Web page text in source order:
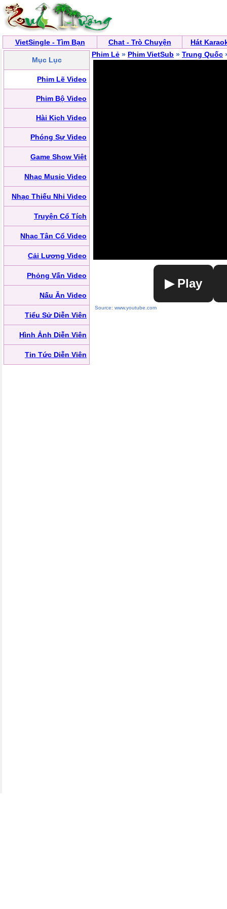
VietSingle - Tìm Bạn Chat - Trò Chuyện Hát
Mục Lục
Phim Lẽ Video
Phim Bộ Video
Hài Kịch Video
Phóng Sự Video
Game Show Việt
Nhạc Music Video
Nhạc Thiếu Nhi Video
Truyện Cổ Tích
Nhạc Tân Cổ Video
Cải Lương Video
Phỏng Vấn Video
Nấu Ăn Video
Tiểu Sử Diễn Viên
Hình Ảnh Diễn Viên
Tin Tức Diễn Viên
Phim Lẻ » Phim VietSub » Trung Quốc
▶ Play
Source: www.youtube.com